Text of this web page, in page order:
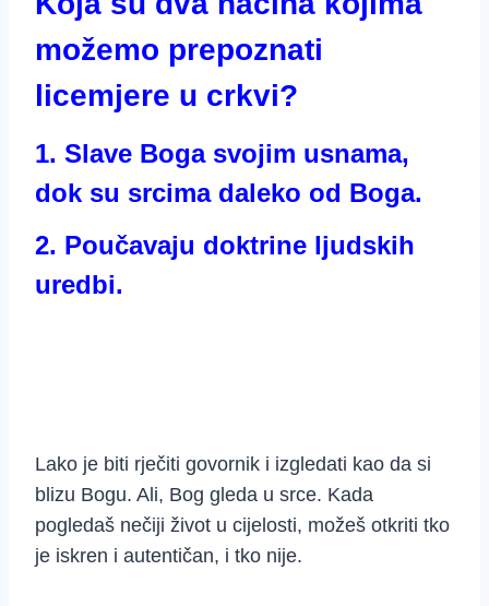
možemo prepoznati
licemjere u crkvi?
1. Slave Boga svojim usnama,
dok su srcima daleko od Boga.
2. Poučavaju doktrine ljudskih
uredbi.
Lako je biti rječiti govornik i izgledati kao da si
blizu Bogu. Ali, Bog gleda u srce. Kada
pogledaš nečiji život u cijelosti, možeš otkriti tko
je iskren i autentičan, i tko nije.